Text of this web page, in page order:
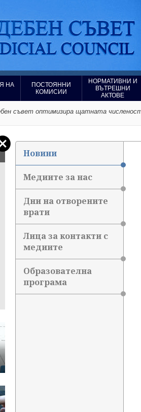
НА
ПОСТОЯННИ
КОМИСИИ
НОРМАТИВНИ И
ВЪТРЕШНИ
АКТОВЕ
съвет оптимизира щатната
Новини
Медиите за нас
Дни на отворените
врати
Лица за контакти с
медиите
Образователна
програма